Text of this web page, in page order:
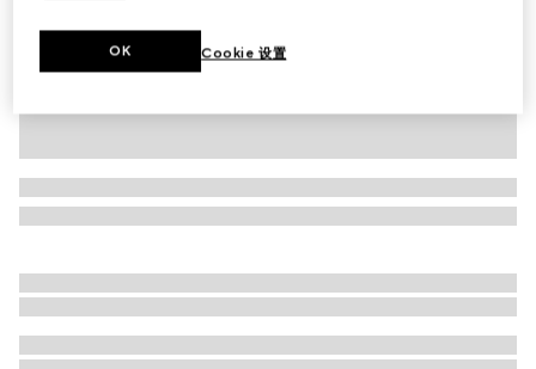
Cookie 设置
OK